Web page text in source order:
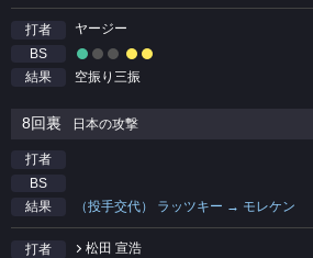
打者
ヤージー
BS
結果
空振り三振
8回裏 日本の攻撃
打者
BS
結果
（投手交代） ラッツキー → モレケン
打者
松田 宣浩